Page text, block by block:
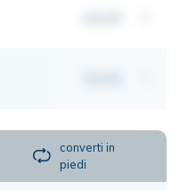
converti in
piedi